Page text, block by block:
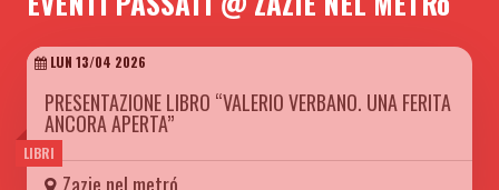
LIBRI
LUN 13/04 2026
PRESENTAZIONE LIBRO “VALERIO VERBANO. UNA FERITA
ANCORA APERTA”